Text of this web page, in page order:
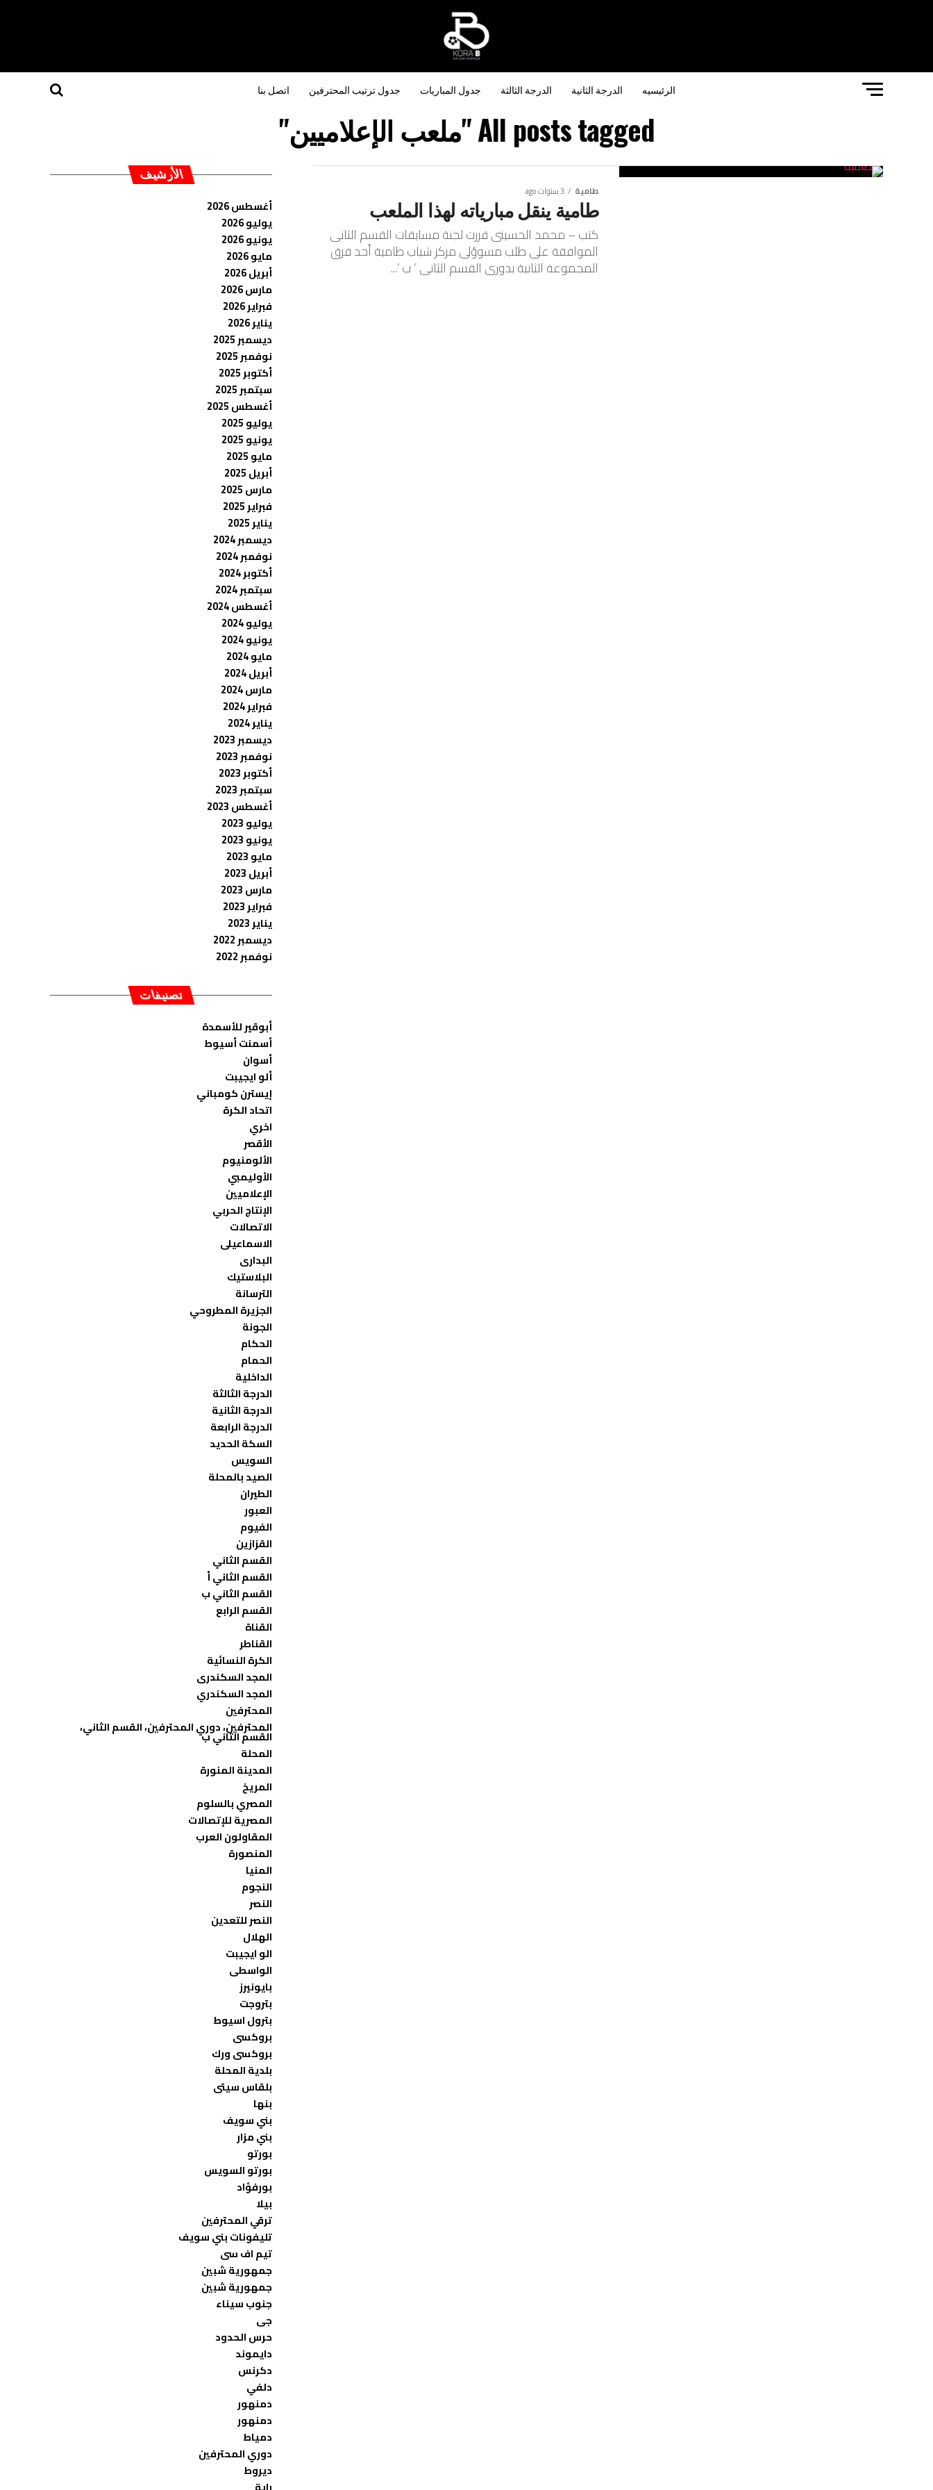
الرئيسيه الدرجة الثانية الدرجة الثالثة جدول المباريات جدول ترتيب المحترفين اتصل بنا
All posts tagged "ملعب الإعلاميين"
طامية 3 سنوات ago
طامية ينقل مبارياته لهذا الملعب
كتب – محمد الحسينى قررت لجنة مسابقات القسم الثانى
الموافقة على طلب مسوؤلى مركز شباب طامية أحد فرق
المجموعة الثانية بدورى القسم الثانى ‘ ب ‘...
الأرشيف
أغسطس 2026
يوليو 2026
يونيو 2026
مايو 2026
أبريل 2026
مارس 2026
فبراير 2026
يناير 2026
ديسمبر 2025
نوفمبر 2025
أكتوبر 2025
سبتمبر 2025
أغسطس 2025
يوليو 2025
يونيو 2025
مايو 2025
أبريل 2025
مارس 2025
فبراير 2025
يناير 2025
ديسمبر 2024
نوفمبر 2024
أكتوبر 2024
سبتمبر 2024
أغسطس 2024
يوليو 2024
يونيو 2024
مايو 2024
أبريل 2024
مارس 2024
فبراير 2024
يناير 2024
ديسمبر 2023
نوفمبر 2023
أكتوبر 2023
سبتمبر 2023
أغسطس 2023
يوليو 2023
يونيو 2023
مايو 2023
أبريل 2023
مارس 2023
فبراير 2023
يناير 2023
ديسمبر 2022
نوفمبر 2022
تصنيفات
أبوقير للأسمدة
أسمنت أسيوط
أسوان
ألو ايجيبت
إيسترن كومباني
اتحاد الكرة
اخري
الأقصر
الألومنيوم
الأوليمبي
الإعلاميين
الإنتاج الحربي
الاتصالات
الاسماعيلى
البدارى
البلاستيك
الترسانة
الجزيرة المطروحي
الجونة
الحكام
الحمام
الداخلية
الدرجة الثالثة
الدرجة الثانية
الدرجة الرابعة
السكة الحديد
السويس
الصيد بالمحلة
الطيران
العبور
الفيوم
القزازين
القسم الثاني
القسم الثاني أ
القسم الثاني ب
القسم الرابع
القناة
القناطر
الكرة النسائية
المجد السكندرى
المجد السكندري
المحترفين
المحترفين، دوري المحترفين، القسم الثاني،
القسم الثاني ب
المحلة
المدينة المنورة
المريخ
المصري بالسلوم
المصرية للإتصالات
المقاولون العرب
المنصورة
المنيا
النجوم
النصر
النصر للتعدين
الهلال
الو ايجيبت
الواسطى
بايونيرز
بتروجت
بترول اسيوط
بروكسى
بروكسى ورك
بلدية المحلة
بلقاس سيتى
بنها
بني سويف
بني مزار
بورتو
بورتو السويس
بورفؤاد
بيلا
ترقي المحترفين
تليفونات بني سويف
تيم اف سى
جمهورية شبين
جمهورية شبين
جنوب سيناء
جى
حرس الحدود
دايموند
دكرنس
دلفي
دمنهور
دمنهور
دمياط
دوري المحترفين
ديروط